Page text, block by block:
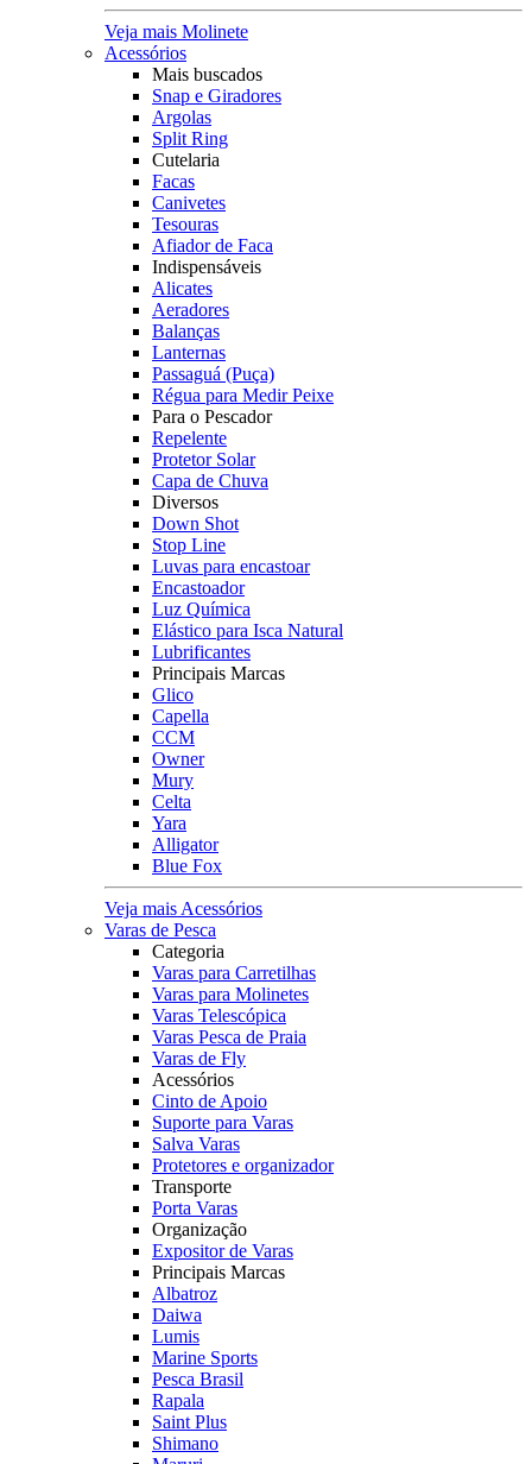
Veja mais Molinete
Acessórios
Mais buscados
Snap e Giradores
Argolas
Split Ring
Cutelaria
Facas
Canivetes
Tesouras
Afiador de Faca
Indispensáveis
Alicates
Aeradores
Balanças
Lanternas
Passaguá (Puça)
Régua para Medir Peixe
Para o Pescador
Repelente
Protetor Solar
Capa de Chuva
Diversos
Down Shot
Stop Line
Luvas para encastoar
Encastoador
Luz Química
Elástico para Isca Natural
Lubrificantes
Principais Marcas
Glico
Capella
CCM
Owner
Mury
Celta
Yara
Alligator
Blue Fox
Veja mais Acessórios
Varas de Pesca
Categoria
Varas para Carretilhas
Varas para Molinetes
Varas Telescópica
Varas Pesca de Praia
Varas de Fly
Acessórios
Cinto de Apoio
Suporte para Varas
Salva Varas
Protetores e organizador
Transporte
Porta Varas
Organização
Expositor de Varas
Principais Marcas
Albatroz
Daiwa
Lumis
Marine Sports
Pesca Brasil
Rapala
Saint Plus
Shimano